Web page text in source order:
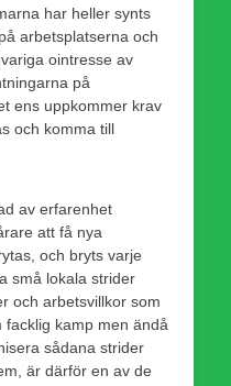
har heller synts
arbetsplatserna och
ointresse av
på
ens uppkommer krav
och komma till
av erfarenhet
att få nya
och bryts varje
små lokala strider
och arbetsvillkor som
kamp men ändå
sådana strider
är därför en av de